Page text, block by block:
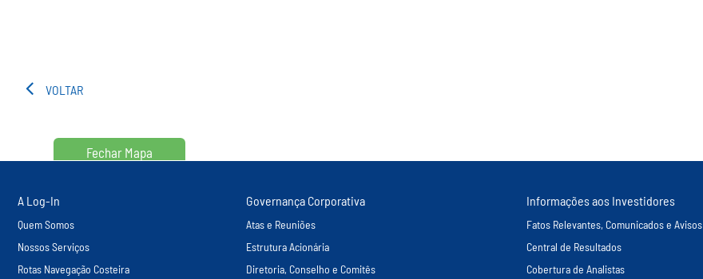
VOLTAR
Fechar Mapa
A Log-In
Quem Somos
Nossos Serviços
Rotas Navegação Costeira
Governança Corporativa
Atas e Reuniões
Estrutura Acionária
Diretoria, Conselho e Comitês
Informações aos Investidores
Fatos Relevantes, Comunicados e Avisos
Central de Resultados
Cobertura de Analistas